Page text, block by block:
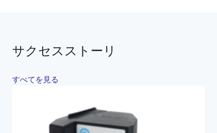
サクセスストーリ
すべてを見る